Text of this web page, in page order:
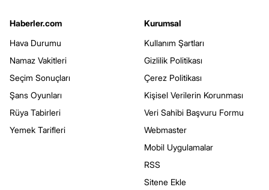
Haberler.com
Hava Durumu
Namaz Vakitleri
Seçim Sonuçları
Şans Oyunları
Rüya Tabirleri
Yemek Tarifleri
Kurumsal
Kullanım Şartları
Gizlilik Politikası
Çerez Politikası
Kişisel Verilerin Korunması
Veri Sahibi Başvuru Formu
Webmaster
Mobil Uygulamalar
RSS
Sitene Ekle